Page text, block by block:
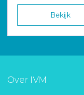
Bekijk
Over IVM